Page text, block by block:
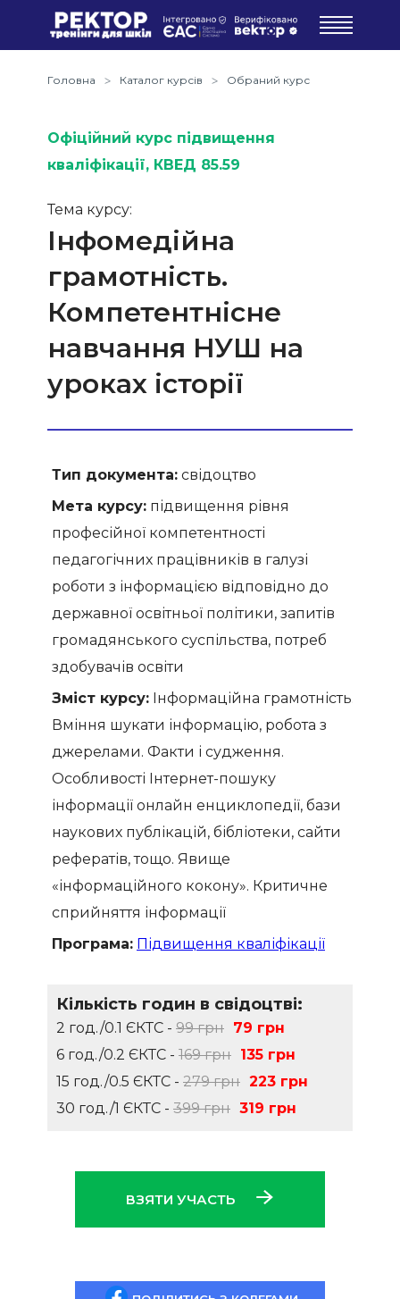
Головна Каталог курсів Обраний курс
Офіційний курс підвищення
кваліфікації, КВЕД 85.59
Тема курсу:
Інфомедійна
грамотність.
Компетентнісне
навчання НУШ на
уроках історії
Тип документа: свідоцтво
Мета курсу: підвищення рівня
професійної компетентності
педагогічних працівників в галузі
роботи з інформацією відповідно до
державної освітньої політики, запитів
громадянського суспільства, потреб
здобувачів освіти
Зміст курсу: Інформаційна грамотність.
Вміння шукати інформацію, робота з
джерелами. Факти і судження.
Особливості Інтернет-пошуку
інформації онлайн енциклопедії, бази
наукових публікацій, бібліотеки, сайти
рефератів, тощо. Явище
«інформаційного кокону». Критичне
сприйняття інформації
Програма: Підвищення кваліфікації
Кількість годин в свідоцтві:
2 год./0.1 ЄКТС - 99 грн 79 грн
6 год./0.2 ЄКТС - 169 грн 135 грн
15 год./0.5 ЄКТС - 279 грн 223 грн
30 год./1 ЄКТС - 399 грн 319 грн
ВЗЯТИ УЧАСТЬ